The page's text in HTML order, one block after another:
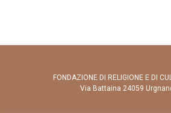
FONDAZIONE DI RELIGIONE E DI
Via Battaina 24059